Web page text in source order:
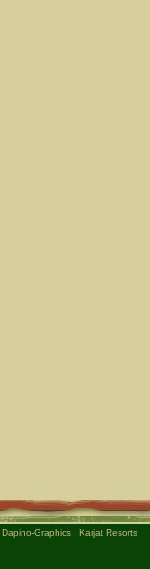
Dapino-Graphics| Karjat Resorts